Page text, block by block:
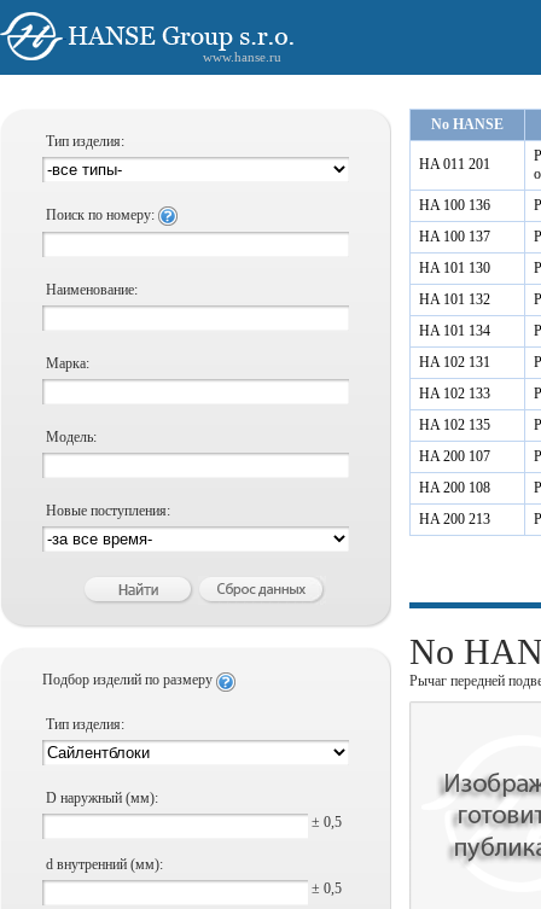
www.hanse.ru
Тип изделия:
Поиск по номеру:
Наименование:
Марка:
Модель:
Новые поступления:
Подбор изделий по размеру
Тип изделия:
D наружный (мм):
± 0,5
d внутренний (мм):
± 0,5
No HANSE
HA 011 201
HA 100 136
HA 100 137
HA 101 130
HA 101 132
HA 101 134
HA 102 131
HA 102 133
HA 102 135
HA 200 107
HA 200 108
HA 200 213
No
Рычаг передней